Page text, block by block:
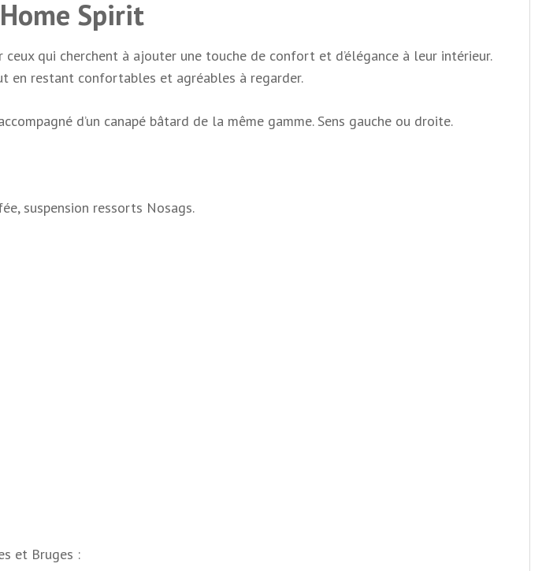
Spirit
qui cherchent à ajouter une touche de confort et d’élégance à leur intérieur.
en restant confortables et agréables à regarder.
d’un canapé bâtard de la même gamme. Sens gauche ou droite.
suspension ressorts Nosags.
et Bruges :